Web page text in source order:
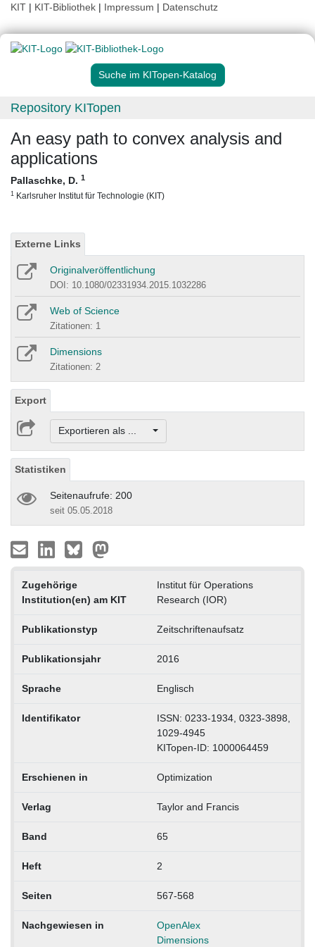
KIT | KIT-Bibliothek | Impressum | Datenschutz
Suche im KITopen-Katalog
Repository KITopen
An easy path to convex analysis and
applications
Pallaschke, D. 1
1 Karlsruher Institut für Technologie (KIT)
Externe Links
Originalveröffentlichung
DOI: 10.1080/02331934.2015.1032286
Web of Science
Zitationen: 1
Dimensions
Zitationen: 2
Export
Exportieren als ...
Statistiken
Seitenaufrufe: 200
seit 05.05.2018
Zugehörige
Institution(en) am KIT
Institut für Operations
Research (IOR)
Publikationstyp Zeitschriftenaufsatz
Publikationsjahr 2016
Sprache Englisch
Identifikator
ISSN: 0233-1934, 0323-3898,
1029-4945
KITopen-ID: 1000064459
Erschienen in Optimization
Verlag Taylor and Francis
Band 65
Heft 2
Seiten 567-568
Nachgewiesen in
OpenAlex
Dimensions